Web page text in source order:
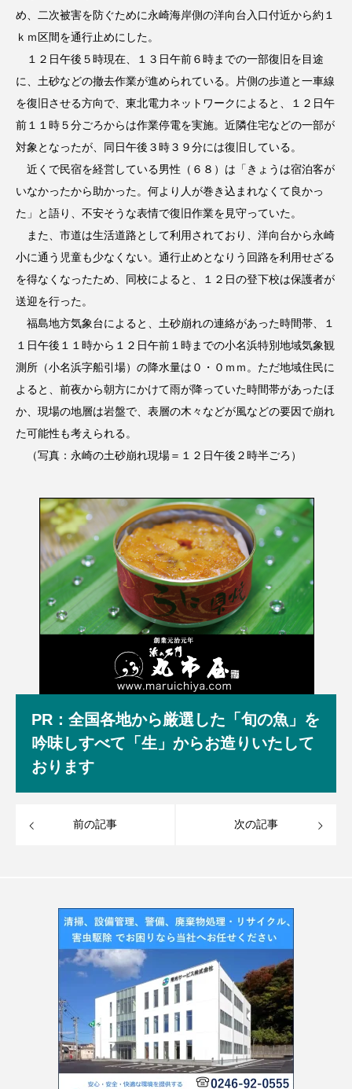
め、二次被害を防ぐために永崎海岸側の洋向台入口付近から約１
ｋｍ区間を通行止めにした。
１２日午後５時現在、１３日午前６時までの一部復旧を目途
に、土砂などの撤去作業が進められている。片側の歩道と一車線
を復旧させる方向で、東北電力ネットワークによると、１２日午
前１１時５分ごろからは作業停電を実施。近隣住宅などの一部が
対象となったが、同日午後３時３９分には復旧している。
近くで民宿を経営している男性（６８）は「きょうは宿泊客が
いなかったから助かった。何より人が巻き込まれなくて良かっ
た」と語り、不安そうな表情で復旧作業を見守っていた。
また、市道は生活道路として利用されており、洋向台から永崎
小に通う児童も少なくない。通行止めとなりう回路を利用せざる
を得なくなったため、同校によると、１２日の登下校は保護者が
送迎を行った。
福島地方気象台によると、土砂崩れの連絡があった時間帯、１
１日午後１１時から１２日午前１時までの小名浜特別地域気象観
測所（小名浜字船引場）の降水量は０・０ｍｍ。ただ地域住民に
よると、前夜から朝方にかけて雨が降っていた時間帯があったほ
か、現場の地層は岩盤で、表層の木々などが風などの要因で崩れ
た可能性も考えられる。
（写真：永崎の土砂崩れ現場＝１２日午後２時半ごろ）
PR：全国各地から厳選した「旬の魚」を
吟味しすべて「生」からお造りいたして
おります
前の記事 次の記事